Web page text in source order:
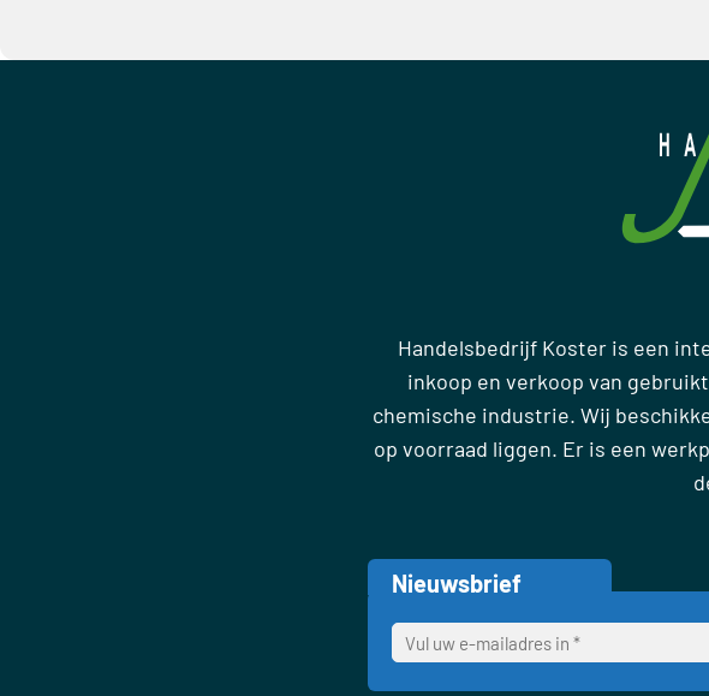
Handelsbedrijf Koster is een
inkoop en verkoop van
chemische industrie. Wij
op voorraad liggen. Er is een
Nieuwsbrief